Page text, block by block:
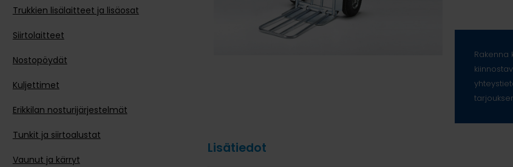
Trukkien lisälaitteet ja lisäosat
Siirtolaitteet
Nostopöydät
Kuljettimet
Erikkilan nosturijärjestelmät
Tunkit ja siirtoalustat
Vaunut ja kärryt
Rakenna
Lisätiedot